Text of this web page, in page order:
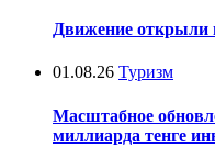
Движение открыли
01.08.26 Туризм
Масштабное
миллиарда тенге